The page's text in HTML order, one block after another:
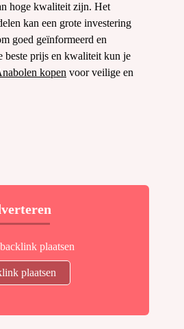
hoge kwaliteit zijn. Het
kan een grote investering
goed geïnformeerd en
beste prijs en kwaliteit kun je
kopen voor veilige en
plaatsen
plaatsen